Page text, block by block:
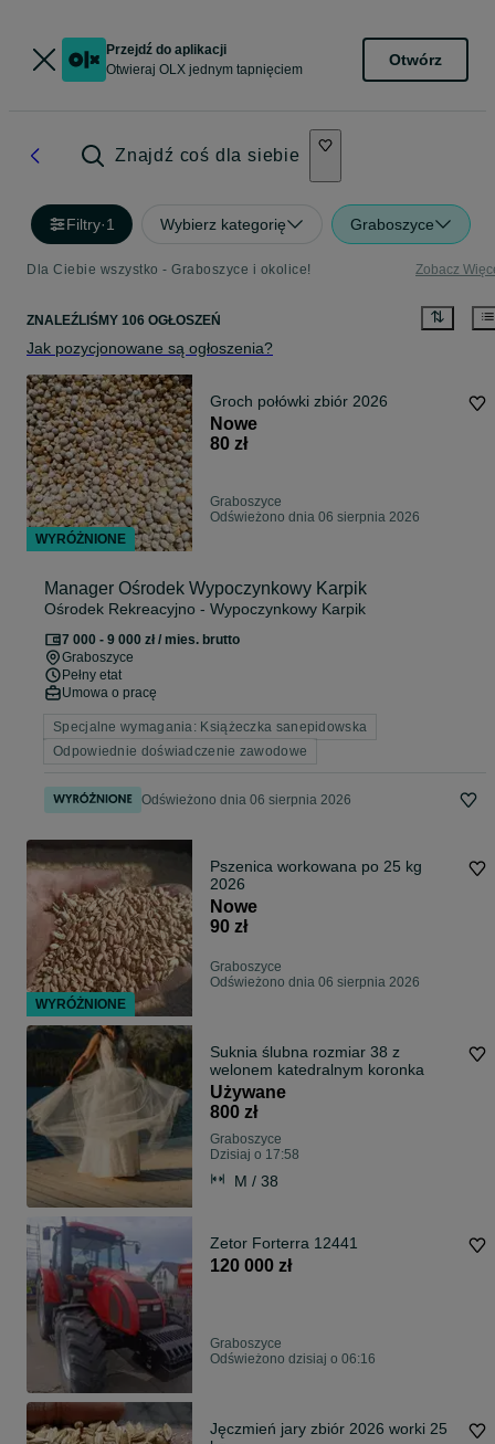
Przejdź do aplikacji
Otwieraj OLX jednym tapnięciem
Otwórz
Znajdź coś dla siebie
Filtry·1 Wybierz kategorię Graboszyce
Dla Ciebie wszystko - Graboszyce i okolice! Zobacz
ZNALEŹLIŚMY 106 OGŁOSZEŃ
Jak pozycjonowane są ogłoszenia?
Groch połówki zbiór 2026
Nowe
80 zł
Graboszyce
Odświeżono dnia 06 sierpnia 2026
Manager Ośrodek Wypoczynkowy Karpik
Ośrodek Rekreacyjno - Wypoczynkowy Karpik
7 000 - 9 000 zł / mies. brutto
Graboszyce
Pełny etat
Umowa o pracę
Specjalne wymagania: Książeczka sanepidowska
Odpowiednie doświadczenie zawodowe
Odświeżono dnia 06 sierpnia 2026
Pszenica workowana po 25 kg
2026
Nowe
90 zł
Graboszyce
Odświeżono dnia 06 sierpnia 2026
Suknia ślubna rozmiar 38 z
welonem katedralnym koronka
Używane
800 zł
Graboszyce
Dzisiaj o 17:58
M / 38
Zetor Forterra 12441
120 000 zł
Graboszyce
Odświeżono dzisiaj o 06:16
Jęczmień jary zbiór 2026 worki 25
WYRÓŻNIONE
WYRÓŻNIONE